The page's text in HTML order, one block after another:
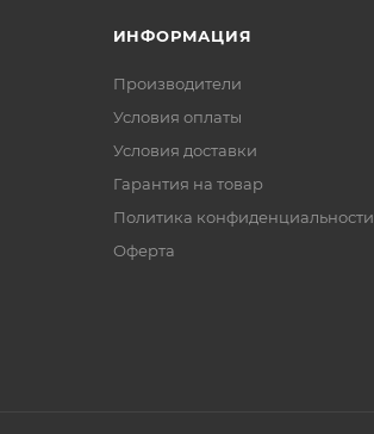
ИНФОРМАЦИЯ
Производители
Условия оплаты
Условия доставки
Гарантия на товар
Политика конфиденциальности
Оферта